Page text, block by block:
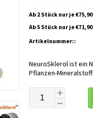
Ab 2 Stück nur je
Ab 5 Stück nur je
Artikelnummer::
NeuroSklerol ist ein
Pflanzen-